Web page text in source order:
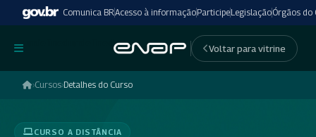
Comunica BRAcesso à informaçãoParticipeLegislaçãoÓrgãos do
Voltar para vitrine
›Cursos›Detalhes do Curso
CURSO A DISTÂNCIA